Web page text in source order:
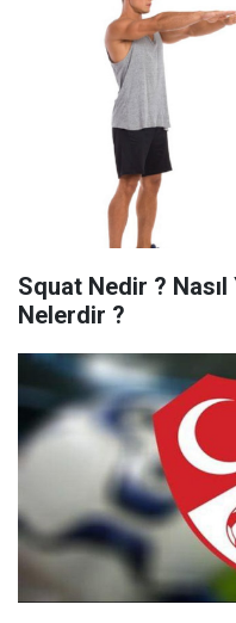
Squat Nedir ? Nasıl
Nelerdir ?